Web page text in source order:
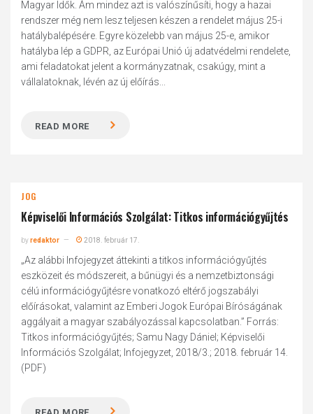
Magyar Idők. Ám mindez azt is valószínűsíti, hogy a hazai
rendszer még nem lesz teljesen készen a rendelet május 25-i
hatálybalépésére. Egyre közelebb van május 25-e, amikor
hatályba lép a GDPR, az Európai Unió új adatvédelmi rendelete,
ami feladatokat jelent a kormányzatnak, csakúgy, mint a
vállalatoknak, lévén az új előírás...
READ MORE
JOG
Képviselői Információs Szolgálat: Titkos információgyűjtés
byredaktor 2018. február 17.
„Az alábbi Infojegyzet áttekinti a titkos információgyűjtés
eszközeit és módszereit, a bűnügyi és a nemzetbiztonsági
célú információgyűjtésre vonatkozó eltérő jogszabályi
előírásokat, valamint az Emberi Jogok Európai Bíróságának
aggályait a magyar szabályozással kapcsolatban.” Forrás:
Titkos információgyűjtés; Samu Nagy Dániel; Képviselői
Információs Szolgálat; Infojegyzet, 2018/3.; 2018. február 14.
(PDF)